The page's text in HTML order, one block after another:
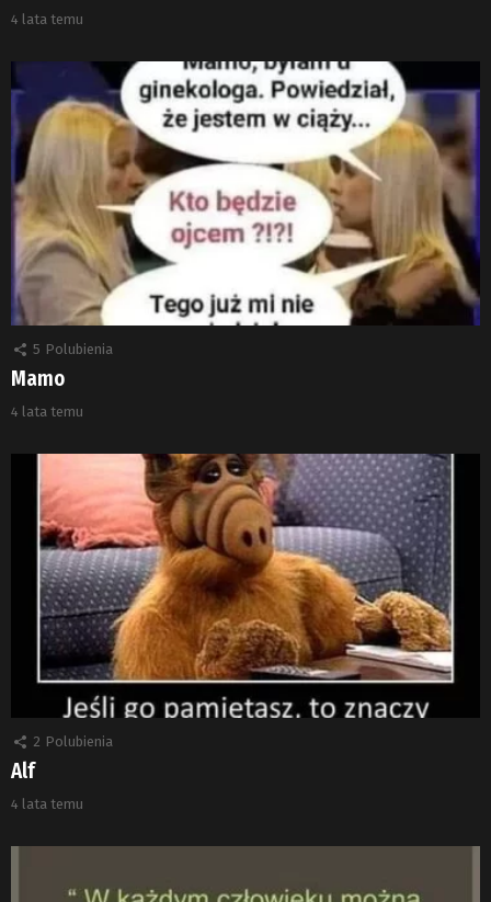
4 lata temu
5 Polubienia
Mamo
4 lata temu
2 Polubienia
Alf
4 lata temu